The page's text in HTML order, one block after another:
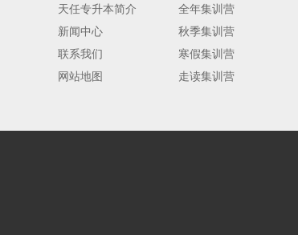
天任专升本简介
新闻中心
联系我们
网站地图
全年集训营
秋季集训营
寒假集训营
走读集训营